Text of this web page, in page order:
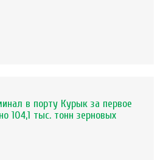
в порту Курык за первое
104,1 тыс. тонн зерновых